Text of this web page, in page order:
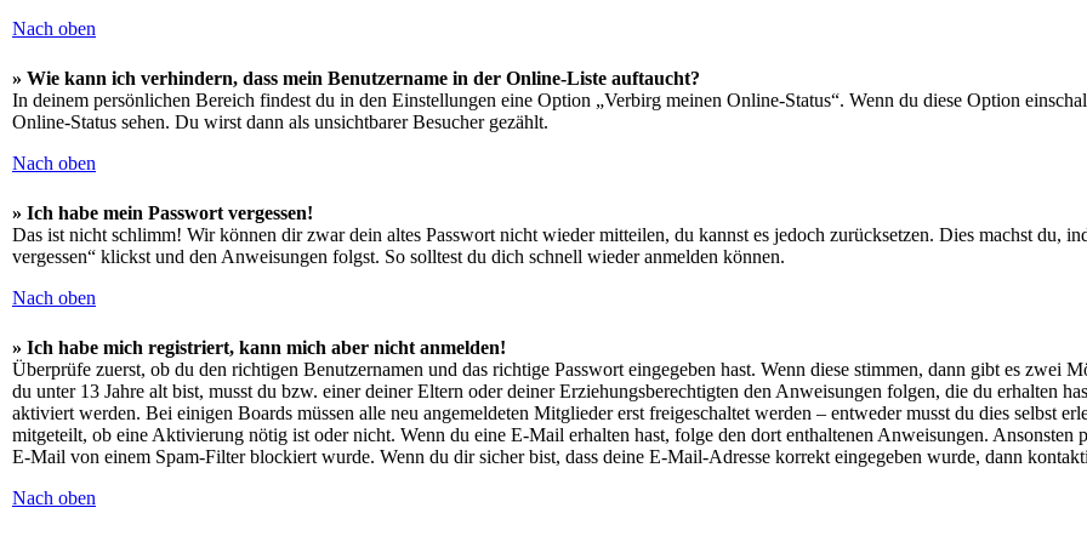
Nach oben
» Wie kann ich verhindern, dass mein Benutzername in der Online-Liste auftaucht?
In deinem persönlichen Bereich findest du in den Einstellungen eine Option „Verbirg meinen Online-Status“. Wenn du diese Option
Online-Status sehen. Du wirst dann als unsichtbarer Besucher gezählt.
Nach oben
» Ich habe mein Passwort vergessen!
Das ist nicht schlimm! Wir können dir zwar dein altes Passwort nicht wieder mitteilen, du kannst es jedoch zurücksetzen. Dies machst du,
vergessen“ klickst und den Anweisungen folgst. So solltest du dich schnell wieder anmelden können.
Nach oben
» Ich habe mich registriert, kann mich aber nicht anmelden!
Überprüfe zuerst, ob du den richtigen Benutzernamen und das richtige Passwort eingegeben hast. Wenn diese stimmen, dann gibt es zwei
du unter 13 Jahre alt bist, musst du bzw. einer deiner Eltern oder deiner Erziehungsberechtigten den Anweisungen folgen, die du erhalten
aktiviert werden. Bei einigen Boards müssen alle neu angemeldeten Mitglieder erst freigeschaltet werden – entweder musst du dies selbst
mitgeteilt, ob eine Aktivierung nötig ist oder nicht. Wenn du eine E-Mail erhalten hast, folge den dort enthaltenen Anweisungen.
E-Mail von einem Spam-Filter blockiert wurde. Wenn du dir sicher bist, dass deine E-Mail-Adresse korrekt eingegeben wurde, dann
Nach oben